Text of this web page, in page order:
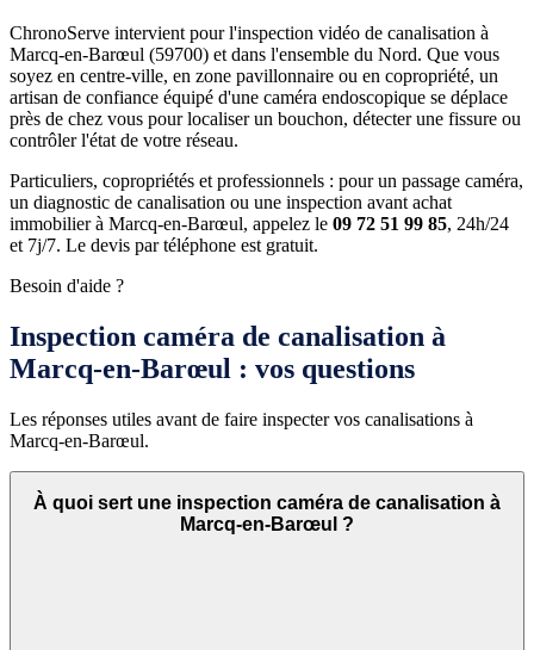
ChronoServe intervient pour l'inspection vidéo de canalisation à
Marcq-en-Barœul (59700) et dans l'ensemble du Nord. Que vous
soyez en centre-ville, en zone pavillonnaire ou en copropriété, un
artisan de confiance équipé d'une caméra endoscopique se déplace
près de chez vous pour localiser un bouchon, détecter une fissure ou
contrôler l'état de votre réseau.
Particuliers, copropriétés et professionnels : pour un passage caméra,
un diagnostic de canalisation ou une inspection avant achat
immobilier à Marcq-en-Barœul, appelez le 09 72 51 99 85, 24h/24
et 7j/7. Le devis par téléphone est gratuit.
Besoin d'aide ?
Inspection caméra de canalisation à
Marcq-en-Barœul : vos questions
Les réponses utiles avant de faire inspecter vos canalisations à
Marcq-en-Barœul.
À quoi sert une inspection caméra de canalisation à
Marcq-en-Barœul ?